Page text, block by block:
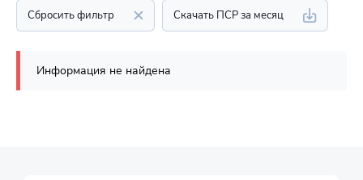
Сбросить фильтр Скачать ПСР за месяц
Информация не найдена